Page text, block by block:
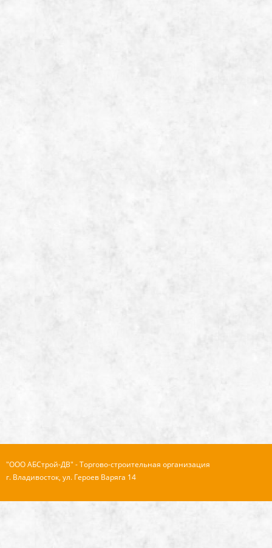
"ООО АБСтрой-ДВ" - Торгово-строительная организация
г. Владивосток, ул. Героев Варяга 14